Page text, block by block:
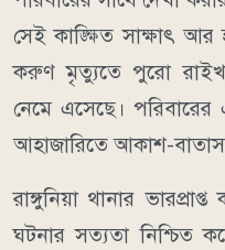
সেই কাঙ্ক্ষিত সাক্ষাৎ
করুণ মৃত্যুতে পুরো
নেমে এসেছে। পরিবারের
আহাজারিতে আকাশ-বাতাস
রাঙ্গুনিয়া থানার
ঘটনার সত্যতা নিশ্চিত